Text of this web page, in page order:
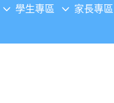
學生專區 家長專區